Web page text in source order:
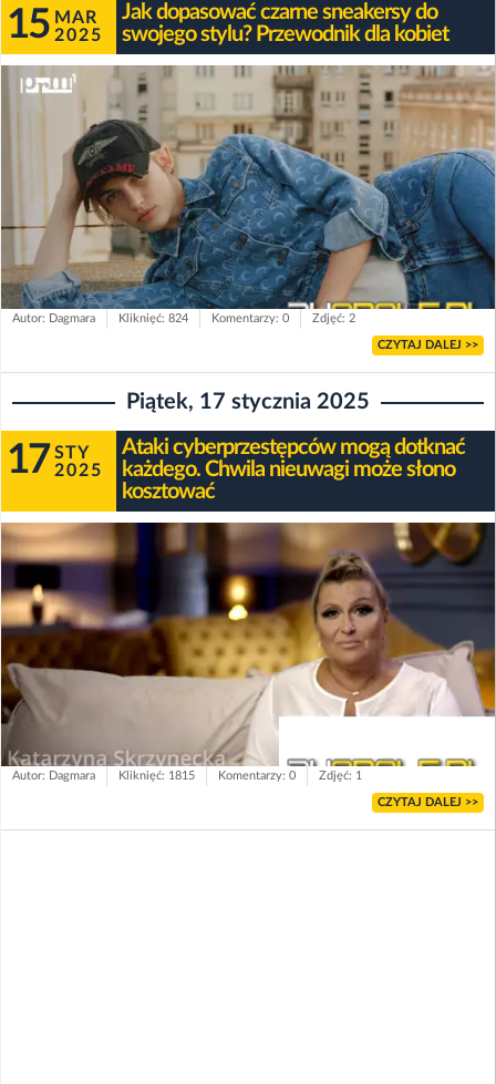
15 MAR
2025
Jak dopasować czarne sneakersy do
swojego stylu? Przewodnik dla kobiet
Autor: Dagmara Kliknięć: 824 Komentarzy: 0 Zdjęć: 2
CZYTAJ DALEJ >>
Piątek, 17 stycznia 2025
17 STY
2025
Ataki cyberprzestępców mogą dotknać
każdego. Chwila nieuwagi może słono
kosztować
Autor: Dagmara Kliknięć: 1815 Komentarzy: 0 Zdjęć: 1
CZYTAJ DALEJ >>